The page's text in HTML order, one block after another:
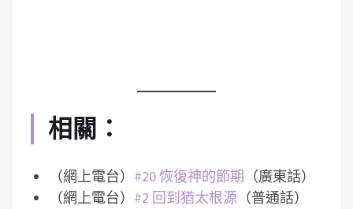
相關：
（網上電台） #20 恢復神的節期 （廣東話）
（網上電台） #2 回到猶太根源 （普通話）